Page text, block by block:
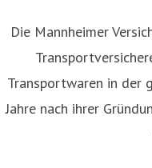
Die Mannheimer
Transportwaren in der
Jahre nach ihrer